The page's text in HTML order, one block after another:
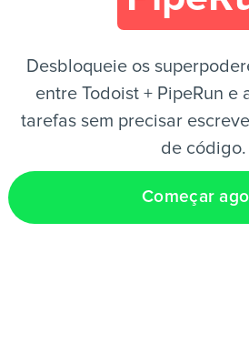
Desbloqueie os
entre Todoist + PipeRun e
tarefas sem precisar
de código.
Começar